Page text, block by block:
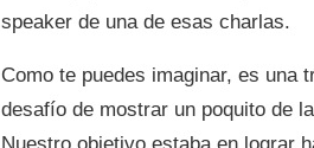
speaker de una de esas charlas.
Como te puedes imaginar, es una
desafío de mostrar un poquito de